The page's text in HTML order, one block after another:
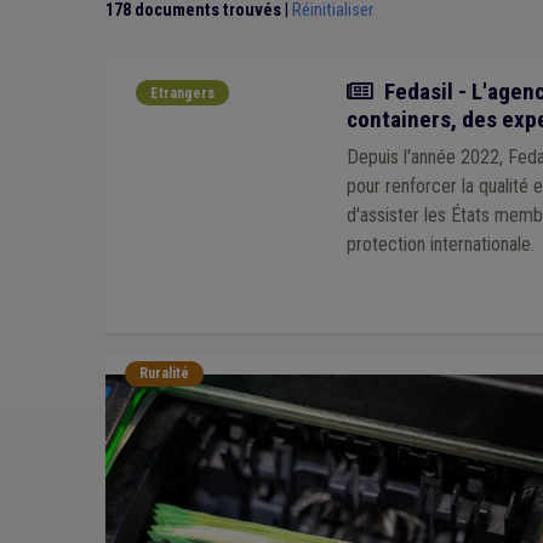
178 documents trouvés Réinitialiser
Etrangers Actualité
Fedasil -
containers, des
Depuis l'année 2022,
pour renforcer la qualité
d'assister les États
protection internationale.
Ruralité